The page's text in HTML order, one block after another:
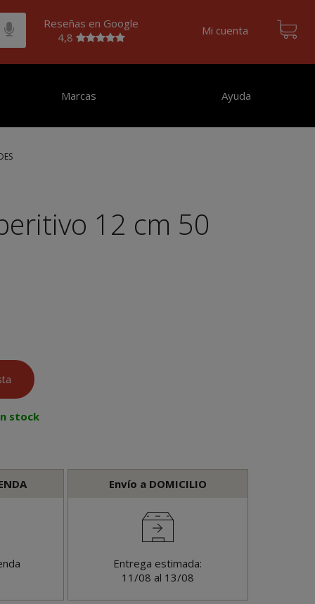
Reseñas en Google
4,8
Mi cuenta
Marcas Ayuda
12 cm 50
stock
Envío a DOMICILIO
Entrega estimada:
11/08 al 13/08